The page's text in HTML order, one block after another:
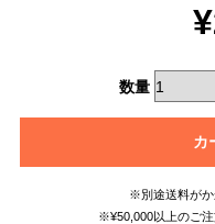
数量
カ
※別途送料がか
※¥50,000以上のご注